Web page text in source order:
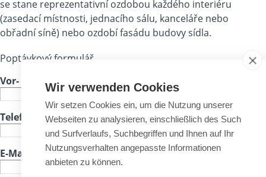
se stane reprezentativní ozdobou každého interiéru
(zasedací místnosti, jednacího sálu, kanceláře nebo
obřadní síně) nebo ozdobí fasádu budovy sídla.
Poptávkový formulář
Vor- und Nachname
Telefon
E-Mail-Adresse*
Wir verwenden Cookies
Wir setzen Cookies ein, um die Nutzung unserer
Webseiten zu analysieren, einschließlich des Such
und Surfverlaufs, Suchbegriffen und Ihnen auf Ihr
Nutzungsverhalten angepasste Informationen
anbieten zu können.